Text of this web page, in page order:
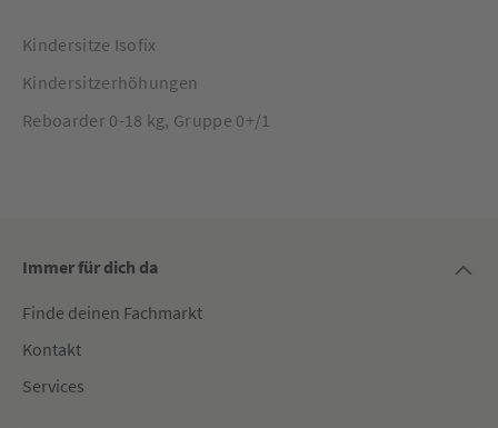
Pro und sorgt somit volle vier Jahre lang für höchsten
Welt neu zu entdecken!
Kindersitze Isofix
Kindersitzerhöhungen
Reboarder 0-18 kg, Gruppe 0+/1
Immer für dich da
Finde deinen Fachmarkt
Kontakt
Services